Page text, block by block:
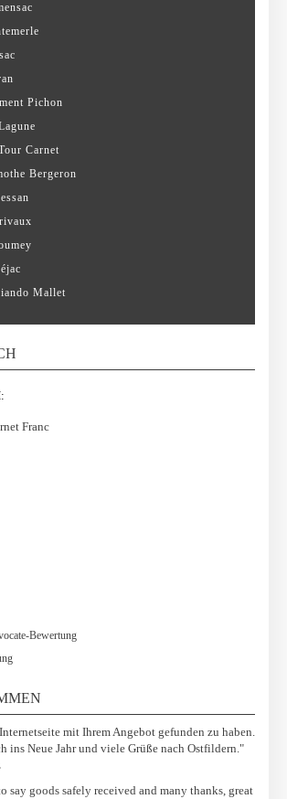
Pichon
Carnet
Bergeron
Mallet
Franc
Bewertung
mit Ihrem Angebot gefunden zu haben.
ins Neue Jahr und viele Grüße nach Ostfildern."
say goods safely received and many thanks, great